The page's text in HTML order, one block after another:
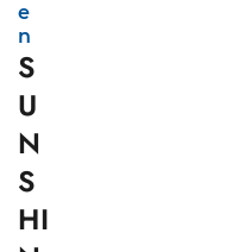
e
n
S
U
N
S
HI